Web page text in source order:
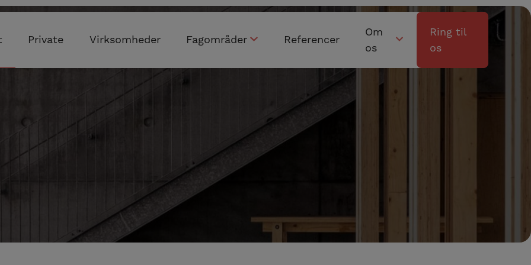
Private Virksomheder Fagområder Referencer
Om
os
Ring til
os